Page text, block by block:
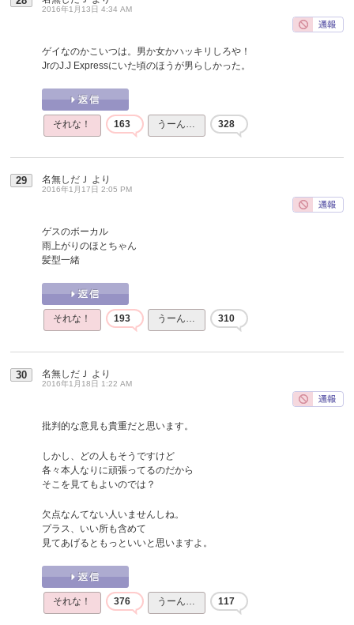
2016年1月13日 4:34 AM
ゲイなのかこいつは。男か女かハッキリしろや！
JrのJ.J Expressにいた頃のほうが男らしかった。
それな！ 163 うーん… 328
29 名無しだＪ より
2016年1月17日 2:05 PM
ゲスのボーカル
雨上がりのほとちゃん
髪型一緒
それな！ 193 うーん… 310
30 名無しだＪ より
2016年1月18日 1:22 AM
批判的な意見も貴重だと思います。
しかし、どの人もそうですけど
各々本人なりに頑張ってるのだから
そこを見てもよいのでは？
欠点なんてない人いませんしね。
プラス、いい所も含めて
見てあげるともっといいと思いますよ。
それな！ 376 うーん… 117